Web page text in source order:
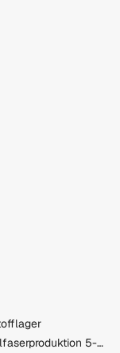
Anlagenbediener für die Viskose und Modalfaserproduktion 5-Schicht (m/w/d)